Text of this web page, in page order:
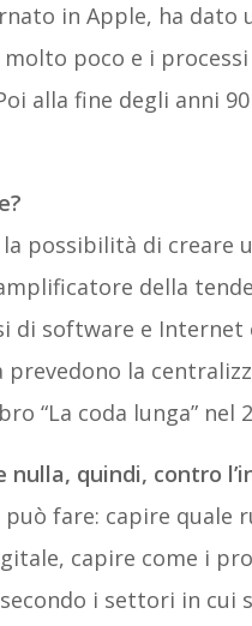
in Apple, ha
poco e i
alla fine degli anni
possibilità di creare
della
di software e
la
“La coda lunga” nel
nulla, quindi, contro
può fare: capire quale
capire come i
i settori in cui